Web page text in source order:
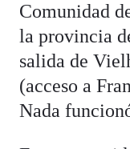
Comunidad
la provincia
salida de
(acceso a
Nada